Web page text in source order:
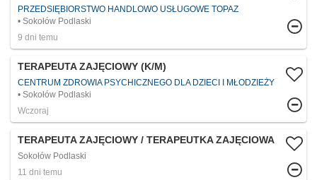
PRZEDSIĘBIORSTWO HANDLOWO USŁUGOWE TOPAZ
Sokołów Podlaski
9 dni temu
TERAPEUTA ZAJĘCIOWY (K/M)
CENTRUM ZDROWIA PSYCHICZNEGO DLA DZIECI I MŁODZIEŻY
Sokołów Podlaski
Wczoraj
TERAPEUTA ZAJĘCIOWY / TERAPEUTKA ZAJĘCIOWA
Sokołów Podlaski
11 dni temu